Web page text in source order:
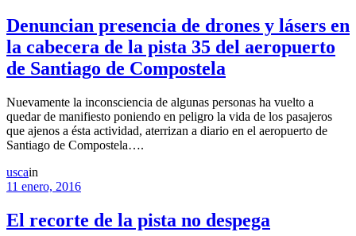
Denuncian presencia de drones y lásers en
la cabecera de la pista 35 del aeropuerto
de Santiago de Compostela
Nuevamente la inconsciencia de algunas personas ha vuelto a
quedar de manifiesto poniendo en peligro la vida de los pasajeros
que ajenos a ésta actividad, aterrizan a diario en el aeropuerto de
Santiago de Compostela….
uscain
11 enero, 2016
El recorte de la pista no despega